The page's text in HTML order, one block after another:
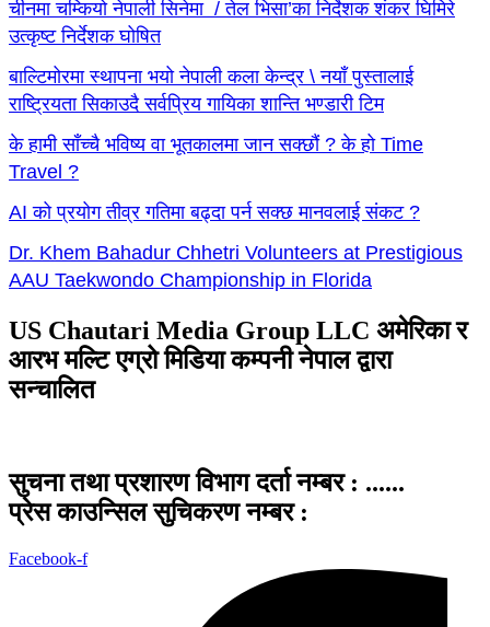
चीनमा चम्कियो नेपाली सिनेमा / तेल भिसा’का निर्देशक शंकर घिमिरे
उत्कृष्ट निर्देशक घोषित
बाल्टिमोरमा स्थापना भयो नेपाली कला केन्द्र \ नयाँ पुस्तालाई
राष्ट्रियता सिकाउदै सर्वप्रिय गायिका शान्ति भण्डारी टिम
के हामी साँच्चै भविष्य वा भूतकालमा जान सक्छौं ? के हो Time
Travel ?
AI को प्रयोग तीव्र गतिमा बढ्दा पर्न सक्छ मानवलाई संकट ?
Dr. Khem Bahadur Chhetri Volunteers at Prestigious
AAU Taekwondo Championship in Florida
US Chautari Media Group LLC अमेरिका र
आरभ मल्टि एग्रो मिडिया कम्पनी नेपाल द्वारा
सन्चालित
सुचना तथा प्रशारण विभाग दर्ता नम्बर : ......
प्रेस काउन्सिल सुचिकरण नम्बर :
Facebook-f